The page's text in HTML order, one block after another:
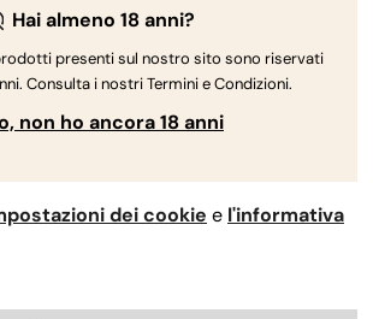
Hai almeno 18 anni?
presenti sul nostro sito sono riservati
Consulta i nostri Termini e Condizioni.
non ho ancora 18 anni
dei cookie e l'informativa